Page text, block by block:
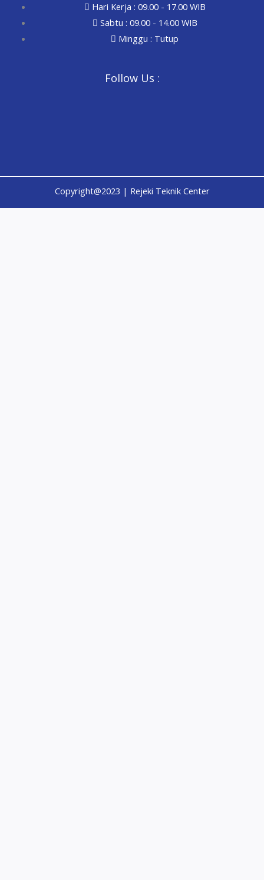
Hari Kerja : 09.00 - 17.00 WIB
Sabtu : 09.00 - 14.00 WIB
Minggu : Tutup
Follow Us :
Copyright@2023 | Rejeki Teknik Center